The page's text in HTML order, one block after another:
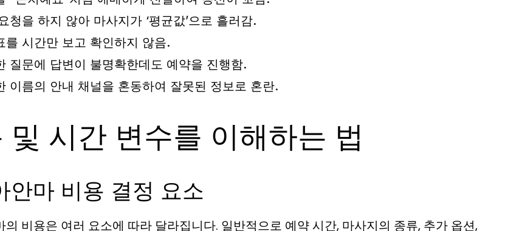
청을 하지 않아 마사지가 ‘평균값’으로 흘러감.
를 시간만 보고 확인하지 않음.
질문에 답변이 불명확한데도 예약을 진행함.
이름의 안내 채널을 혼동하여 잘못된 정보로 혼란.
및 시간 변수를 이해하는 법
안마 비용 결정 요소
의 비용은 여러 요소에 따라 달라집니다. 일반적으로 예약 시간, 마사지의 종류, 추가 옵션,